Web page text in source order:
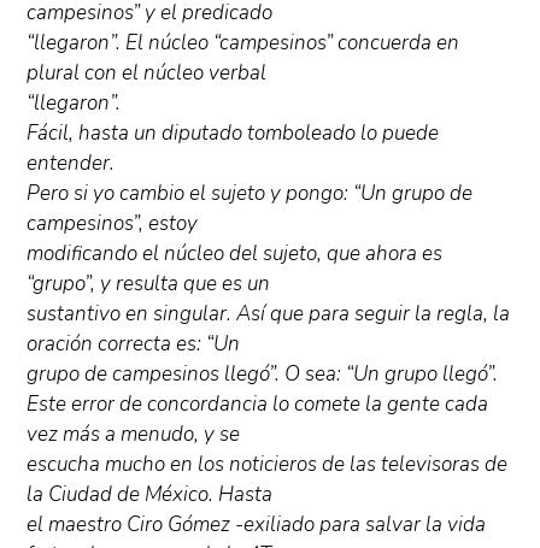
campesinos” y el predicado
“llegaron”. El núcleo “campesinos” concuerda en
plural con el núcleo verbal
“llegaron”.
Fácil, hasta un diputado tomboleado lo puede
entender.
Pero si yo cambio el sujeto y pongo: “Un grupo de
campesinos”, estoy
modificando el núcleo del sujeto, que ahora es
“grupo”, y resulta que es un
sustantivo en singular. Así que para seguir la regla, la
oración correcta es: “Un
grupo de campesinos llegó”. O sea: “Un grupo llegó”.
Este error de concordancia lo comete la gente cada
vez más a menudo, y se
escucha mucho en los noticieros de las televisoras de
la Ciudad de México. Hasta
el maestro Ciro Gómez -exiliado para salvar la vida